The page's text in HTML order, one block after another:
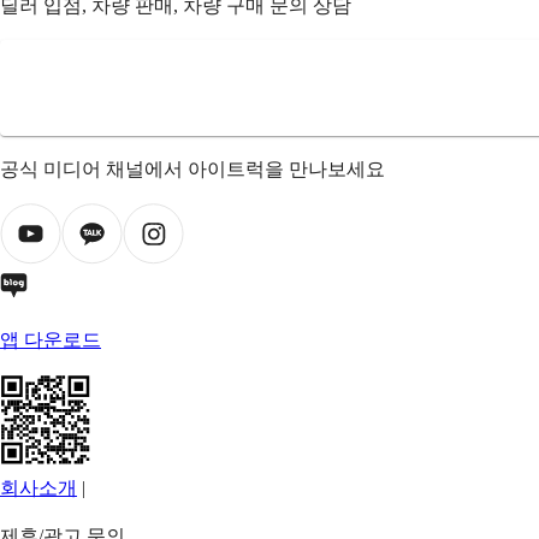
딜러 입점, 차량 판매, 차량 구매 문의 상담
공식 미디어 채널에서 아이트럭을 만나보세요
앱 다운로드
회사소개 |